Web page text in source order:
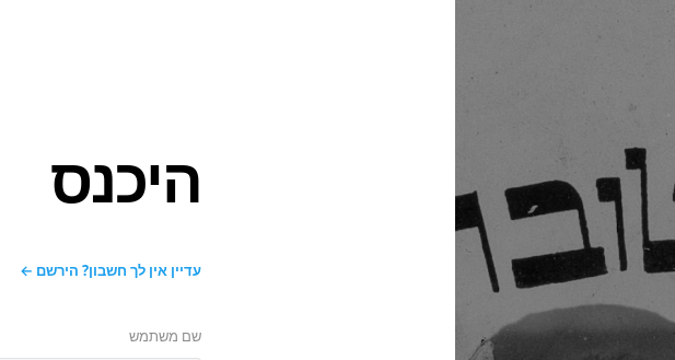
היכנס
עדיין אין לך חשבון? הירשם
שם משתמש